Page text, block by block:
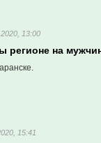
13:00
регионе на
15:41